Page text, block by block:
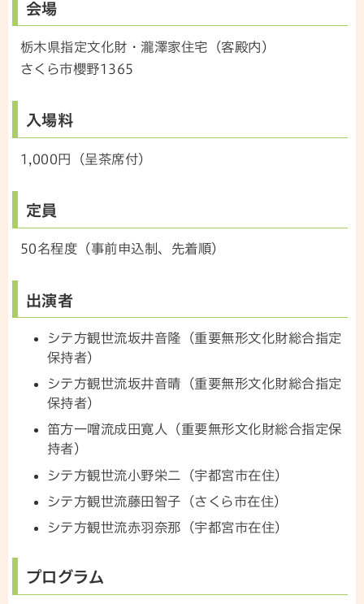
会場
栃木県指定文化財・瀧澤家住宅（客殿内）
さくら市櫻野1365
入場料
1,000円（呈茶席付）
定員
50名程度（事前申込制、先着順）
出演者
シテ方観世流坂井音隆（重要無形文化財総合指定
保持者）
シテ方観世流坂井音晴（重要無形文化財総合指定
保持者）
笛方一噌流成田寛人（重要無形文化財総合指定保
持者）
シテ方観世流小野栄二（宇都宮市在住）
シテ方観世流藤田智子（さくら市在住）
シテ方観世流赤羽奈那（宇都宮市在住）
プログラム